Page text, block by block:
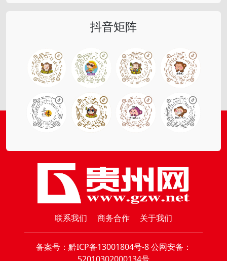
抖音矩阵
联系我们 商务合作 关于我们
备案号： 黔ICP备13001804号-8 公网安备：